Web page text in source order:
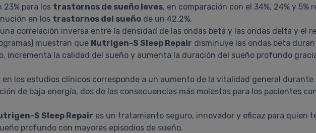
23% para los trastornos de sueño leves, en comparación con el 34%, 24% y 5%
en los trastornos del sueño de un 42.2%.
correlación inversa entre la densidad de las ondas beta y las ondas delta y el
muestran que Nutrigen-S Sleep Repair disminuye las ondas beta
incrementa la calidad del sueño y aumenta la duración del sueño profundo
los estudios clínicos corresponde a un aumento de la vitalidad general durante
de baja energía, dos de las consecuencias más molestas para los pacientes
S Sleep Repair es un tratamiento seguro, innovador y eficaz para quien
profundo con mayores episodios de sueño.